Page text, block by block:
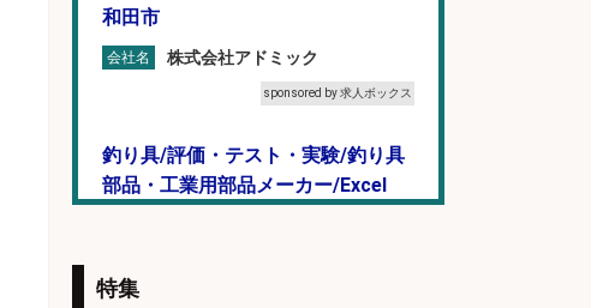
和田市
会社名 株式会社アドミック
sponsored by 求人ボックス
釣り具/評価・テスト・実験/釣り具
部品・工業用部品メーカー/Excel
特集